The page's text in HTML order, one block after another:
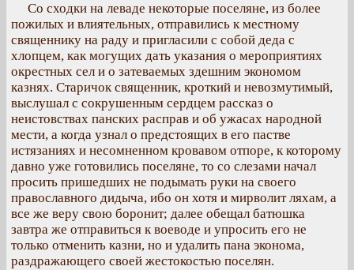
Со сходки на леваде некоторые поселяне, из более
пожилых и влиятельных, отправились к местному
священнику на раду и пригласили с собой деда с
хлопцем, как могущих дать указания о мероприятиях
окрестных сел и о затеваемых здешним экономом
казнях. Старичок священник, кроткий и невозмутимый,
выслушал с сокрушенным сердцем рассказ о
неистовствах панских расправ и об ужасах народной
мести, а когда узнал о предстоящих в его пастве
истязаниях и несомненном кровавом отпоре, к которому
давно уже готовились поселяне, то со слезами начал
просить пришедших не подымать руки на своего
православного дидыча, ибо он хотя и мирволит ляхам, а
все же веру свою боронит; далее обещал батюшка
завтра же отправиться к воеводе и упросить его не
только отменить казни, но и удалить пана эконома,
раздражающего своей жестокостью поселян.